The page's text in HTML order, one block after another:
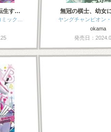
生す…
ック…
無冠の棋士、幼女
ヤングチャンピオン
okama
発売日：